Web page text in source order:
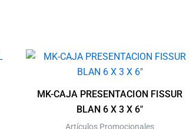
MK-CAJA PRESENTACION FISSUR
BLAN 6 X 3 X 6″
Artículos Promocionales